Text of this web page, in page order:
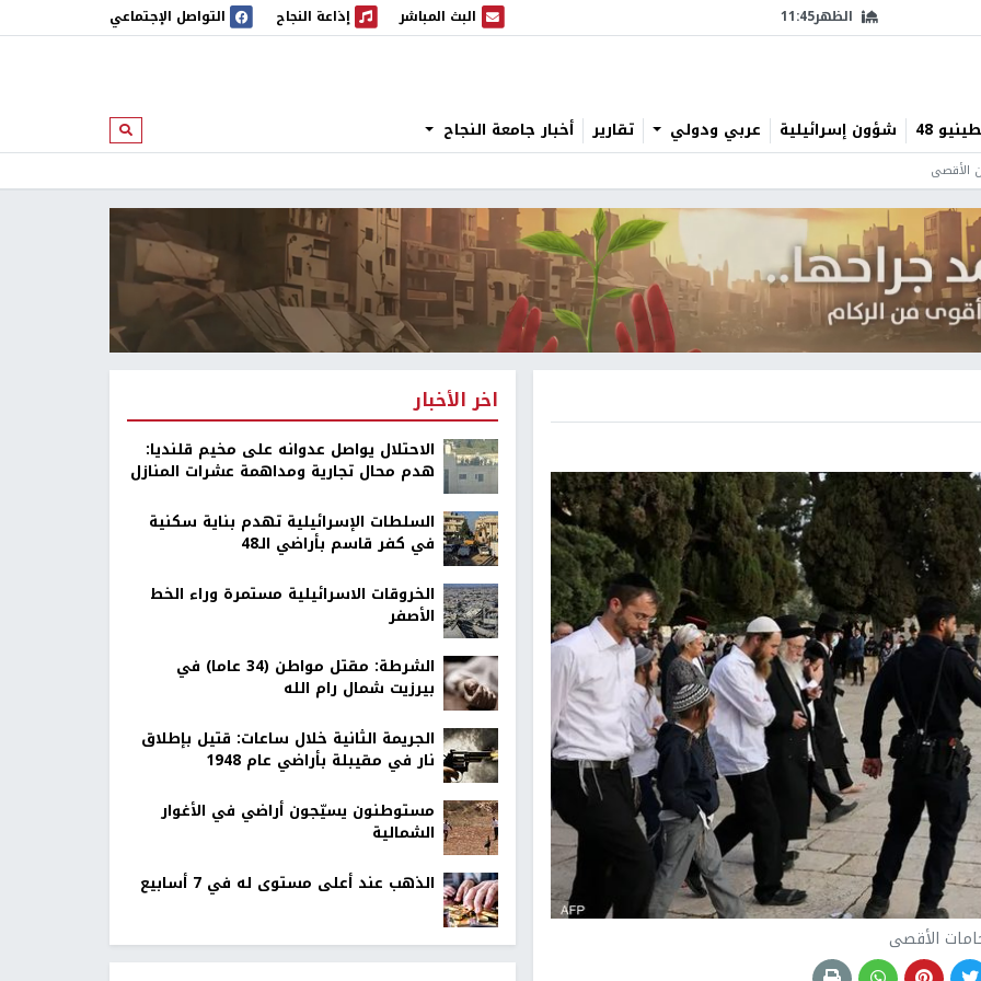
الظهر11:45 البث المباشر
البث المباشر إذاعة النجاح
إذاعة النجاح التواصل الإجتماعي
48 شؤون إسرائيلية عربي ودولي تقارير أخبار جامعة النجاح ابحث
الأقصى
الأقصى
اخر الأخبار
الاحتلال يواصل عدوانه على مخيم قلنديا:
هدم محال تجارية ومداهمة عشرات المنازل
السلطات الإسرائيلية تهدم بناية سكنية
في كفر قاسم بأراضي الـ48
الخروقات الاسرائيلية مستمرة وراء الخط
الأصفر
الشرطة: مقتل مواطن (34 عاما) في
بيرزيت شمال رام الله
الجريمة الثانية خلال ساعات: قتيل بإطلاق
نار في مقيبلة بأراضي عام 1948
مستوطنون يسيّجون أراضي في الأغوار
الشمالية
الذهب عند أعلى مستوى له في 7 أسابيع